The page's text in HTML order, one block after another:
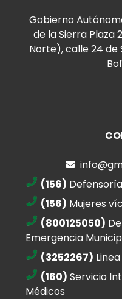
Gobierno
de la Sierra
Norte), calle 24 de
(156)
(156) Mujeres
(800125050)
Emergencia
(3252267)
(160) Servicio
Médicos